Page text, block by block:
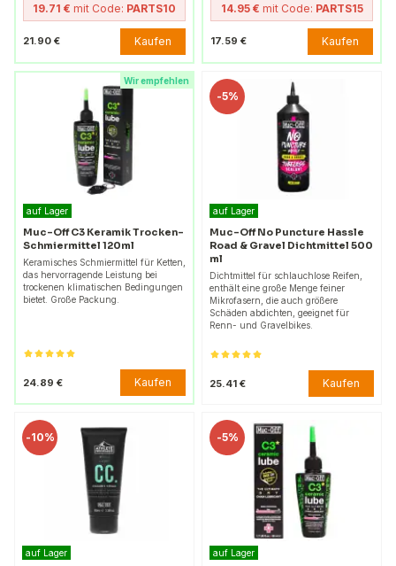
19.71 € mit Code: PARTS10
21.90 € Kaufen
14.95 € mit Code: PARTS15
17.59 € Kaufen
Wir empfehlen
auf Lager
Muc-Off C3 Keramik Trocken-
Schmiermittel 120ml
Keramisches Schmiermittel für Ketten,
das hervorragende Leistung bei
trockenen klimatischen Bedingungen
bietet. Große Packung.
24.89 € Kaufen
-5%
auf Lager
Muc-Off No Puncture Hassle
Road & Gravel Dichtmittel 500
ml
Dichtmittel für schlauchlose Reifen,
enthält eine große Menge feiner
Mikrofasern, die auch größere
Schäden abdichten, geeignet für
Renn- und Gravelbikes.
25.41 € Kaufen
-10%
auf Lager
-5%
auf Lager